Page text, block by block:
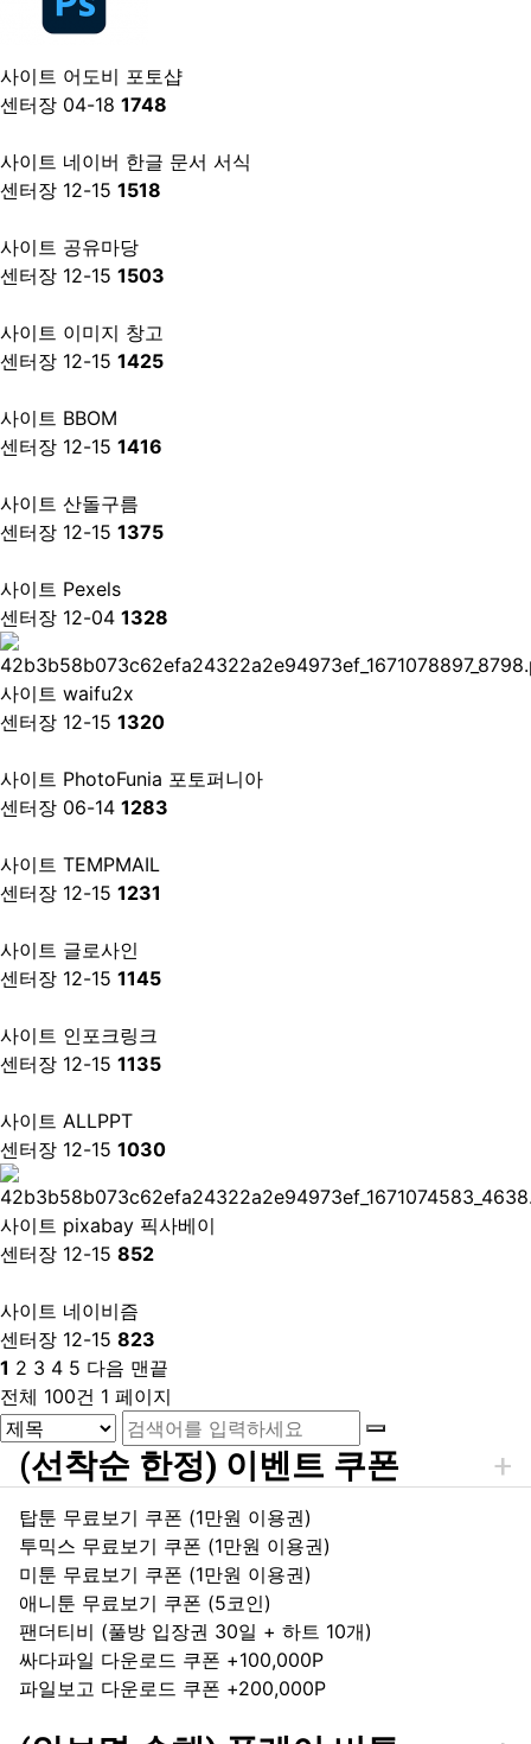
사이트 어도비 포토샵
센터장 04-18 1748
사이트 네이버 한글 문서 서식
센터장 12-15 1518
사이트 공유마당
센터장 12-15 1503
사이트 이미지 창고
센터장 12-15 1425
사이트 BBOM
센터장 12-15 1416
사이트 산돌구름
센터장 12-15 1375
사이트 Pexels
센터장 12-04 1328
사이트 waifu2x
센터장 12-15 1320
사이트 PhotoFunia 포토퍼니아
센터장 06-14 1283
사이트 TEMPMAIL
센터장 12-15 1231
사이트 글로사인
센터장 12-15 1145
사이트 인포크링크
센터장 12-15 1135
사이트 ALLPPT
센터장 12-15 1030
사이트 pixabay 픽사베이
센터장 12-15 852
사이트 네이비즘
센터장 12-15 823
1 2 3 4 5 다음 맨끝
전체 100건 1 페이지
(선착순 한정) 이벤트 쿠폰
탑툰 무료보기 쿠폰 (1만원 이용권)
투믹스 무료보기 쿠폰 (1만원 이용권)
미툰 무료보기 쿠폰 (1만원 이용권)
애니툰 무료보기 쿠폰 (5코인)
팬더티비 (풀방 입장권 30일 + 하트 10개)
싸다파일 다운로드 쿠폰 +100,000P
파일보고 다운로드 쿠폰 +200,000P